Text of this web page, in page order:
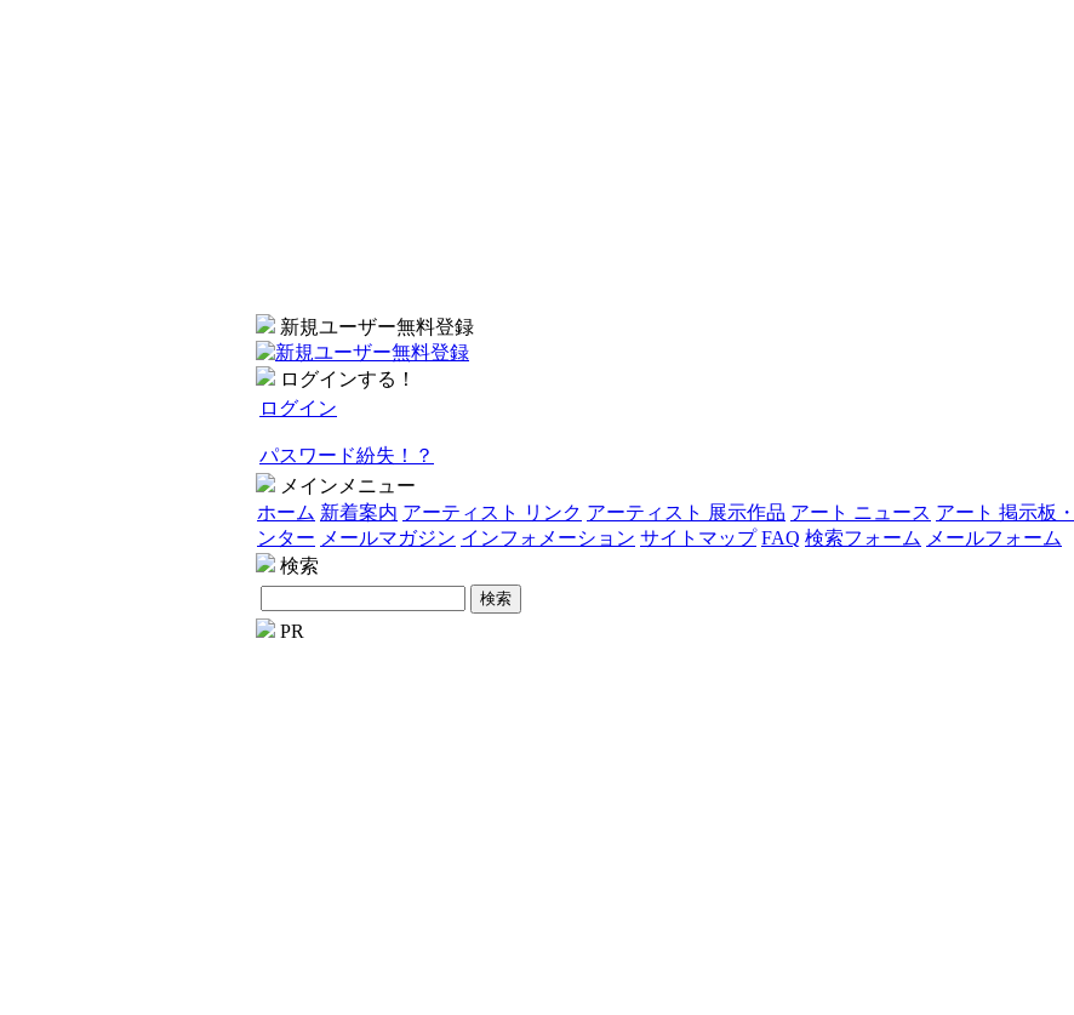
新規ユーザー無料登録
ログインする！
ログイン
パスワード紛失！？
メインメニュー
ホーム 新着案内 アーティスト リンク アーティスト 展示作品 アート ニュース アート 掲示板
ンター メールマガジン インフォメーション サイトマップ FAQ 検索フォーム メールフォーム
検索
PR